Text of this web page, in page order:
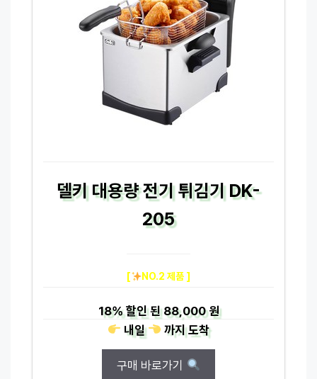
델키 대용량 전기 튀김기 DK-
205
[ NO.2 제품 ]
18%할인 된88,000 원
내일
까지도착
구매 바로가기